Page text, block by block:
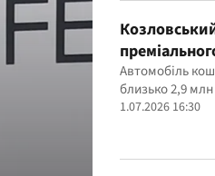
про покупку
Автомобіль
близько 2,9
1.07.2026 16:30